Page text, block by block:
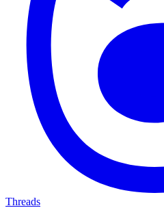
Threads